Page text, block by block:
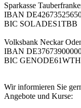
Sparkasse
IBAN
BIC SOLADES1TBB
Volksbank Neckar
IBAN
BIC GENODE61WTH
Wir informieren Sie
Angebote und Kurse: